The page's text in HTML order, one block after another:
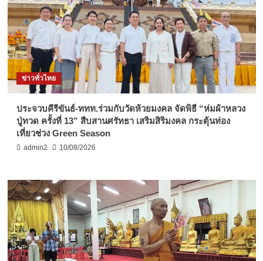
ข่าวทั่วไทย
ประจวบคีรีขันธ์-ททท.ร่วมกับวัดห้วยมงคล จัดพิธี “ห่มผ้าหลวง
ปู่ทวด ครั้งที่ 13” สืบสานศรัทธา เสริมสิริมงคล กระตุ้นท่อง
เที่ยวช่วง Green Season
admin2 10/08/2026